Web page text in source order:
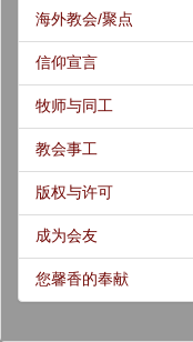
海外教会/聚点
信仰宣言
牧师与同工
教会事工
版权与许可
成为会友
您馨香的奉献